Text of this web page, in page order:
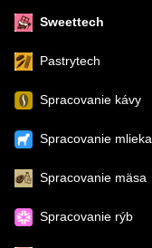
Sweettech
Pastrytech
Spracovanie kávy
Spracovanie mlieka
Spracovanie mäsa
Spracovanie rýb